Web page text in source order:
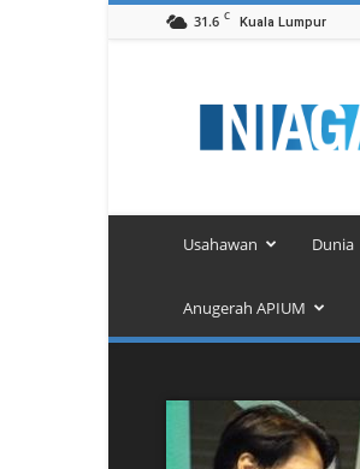
31.6 C Kuala Lumpur
Usahawan Dunia
Anugerah APIUM